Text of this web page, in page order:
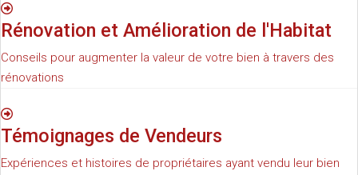
Rénovation et Amélioration de l'Habitat
Conseils pour augmenter la valeur de votre bien à travers des
rénovations
Témoignages de Vendeurs
Expériences et histoires de propriétaires ayant vendu leur bien